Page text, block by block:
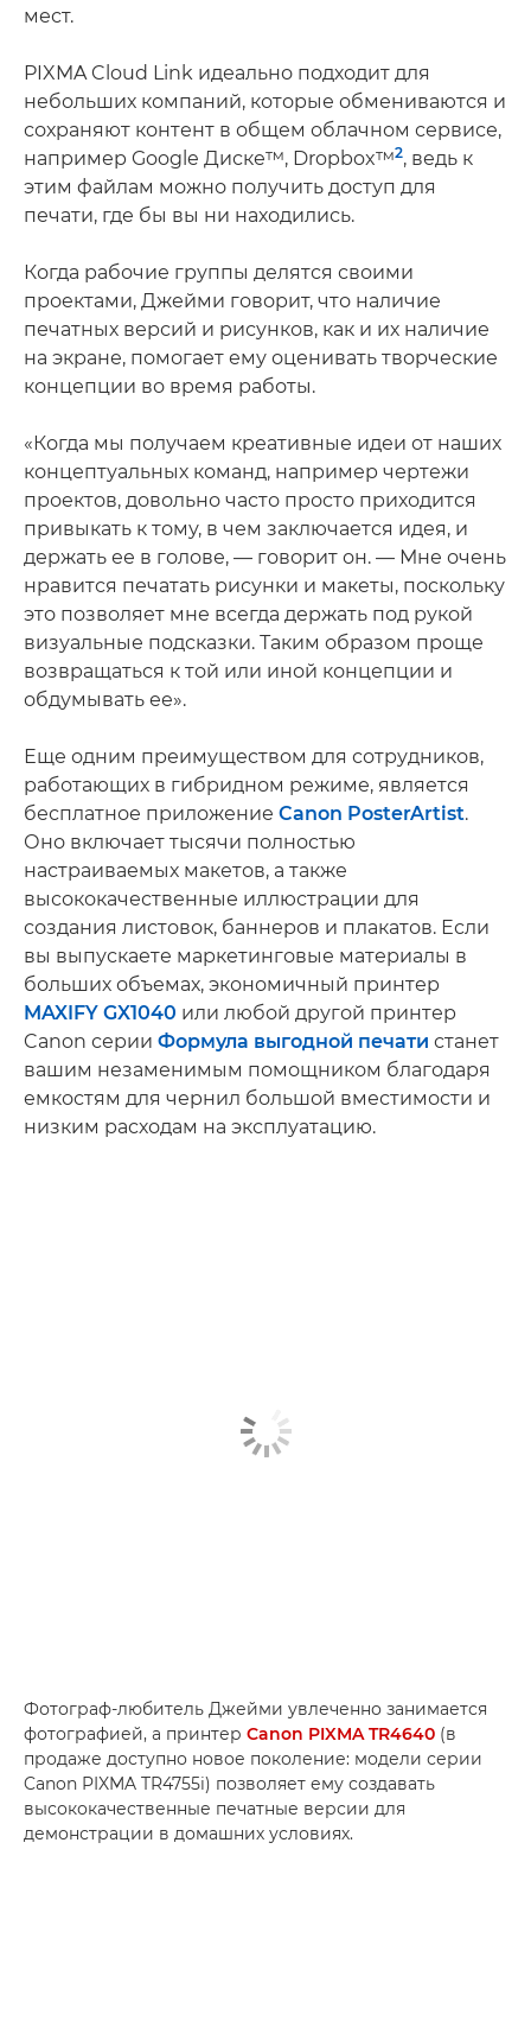
мест.
PIXMA Cloud Link идеально подходит для
небольших компаний, которые обмениваются и
сохраняют контент в общем облачном сервисе,
например Google Диске™, Dropbox™2, ведь к
этим файлам можно получить доступ для
печати, где бы вы ни находились.
Когда рабочие группы делятся своими
проектами, Джейми говорит, что наличие
печатных версий и рисунков, как и их наличие
на экране, помогает ему оценивать творческие
концепции во время работы.
«Когда мы получаем креативные идеи от наших
концептуальных команд, например чертежи
проектов, довольно часто просто приходится
привыкать к тому, в чем заключается идея, и
держать ее в голове, — говорит он. — Мне очень
нравится печатать рисунки и макеты, поскольку
это позволяет мне всегда держать под рукой
визуальные подсказки. Таким образом проще
возвращаться к той или иной концепции и
обдумывать ее».
Еще одним преимуществом для сотрудников,
работающих в гибридном режиме, является
бесплатное приложение Canon PosterArtist.
Оно включает тысячи полностью
настраиваемых макетов, а также
высококачественные иллюстрации для
создания листовок, баннеров и плакатов. Если
вы выпускаете маркетинговые материалы в
больших объемах, экономичный принтер
MAXIFY GX1040 или любой другой принтер
Canon серии Формула выгодной печати станет
вашим незаменимым помощником благодаря
емкостям для чернил большой вместимости и
низким расходам на эксплуатацию.
Фотограф-любитель Джейми увлеченно занимается
фотографией, а принтер Canon PIXMA TR4640 (в
продаже доступно новое поколение: модели серии
Canon PIXMA TR4755i) позволяет ему создавать
высококачественные печатные версии для
демонстрации в домашних условиях.